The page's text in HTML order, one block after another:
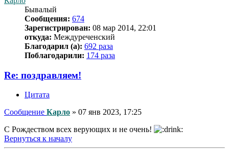
Бывалый
Сообщения: 674
Зарегистрирован: 08 мар 2014, 22:01
откуда: Междуреченский
Благодарил (а): 692 раза
Поблагодарили: 174 раза
Re: поздравляем!
Цитата
Сообщение Карло » 07 янв 2023, 17:25
С Рождеством всех верующих и не очень!
Вернуться к началу